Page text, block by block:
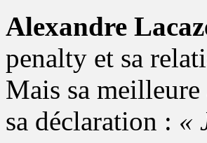
Alexandre
penalty et sa
Mais sa
sa déclaration : «